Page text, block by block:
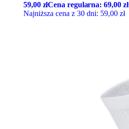
59,00 złCena regularna:69,00 zł
Najniższa cena z 30 dni: 59,00 zł